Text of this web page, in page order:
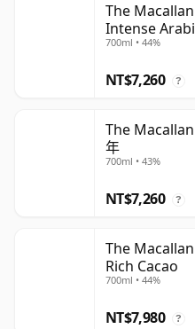
The
Intense
700ml • 44%
NT$7,260 ?
The
年
700ml • 43%
NT$7,260 ?
The
Rich Cacao
700ml • 44%
NT$7,980 ?